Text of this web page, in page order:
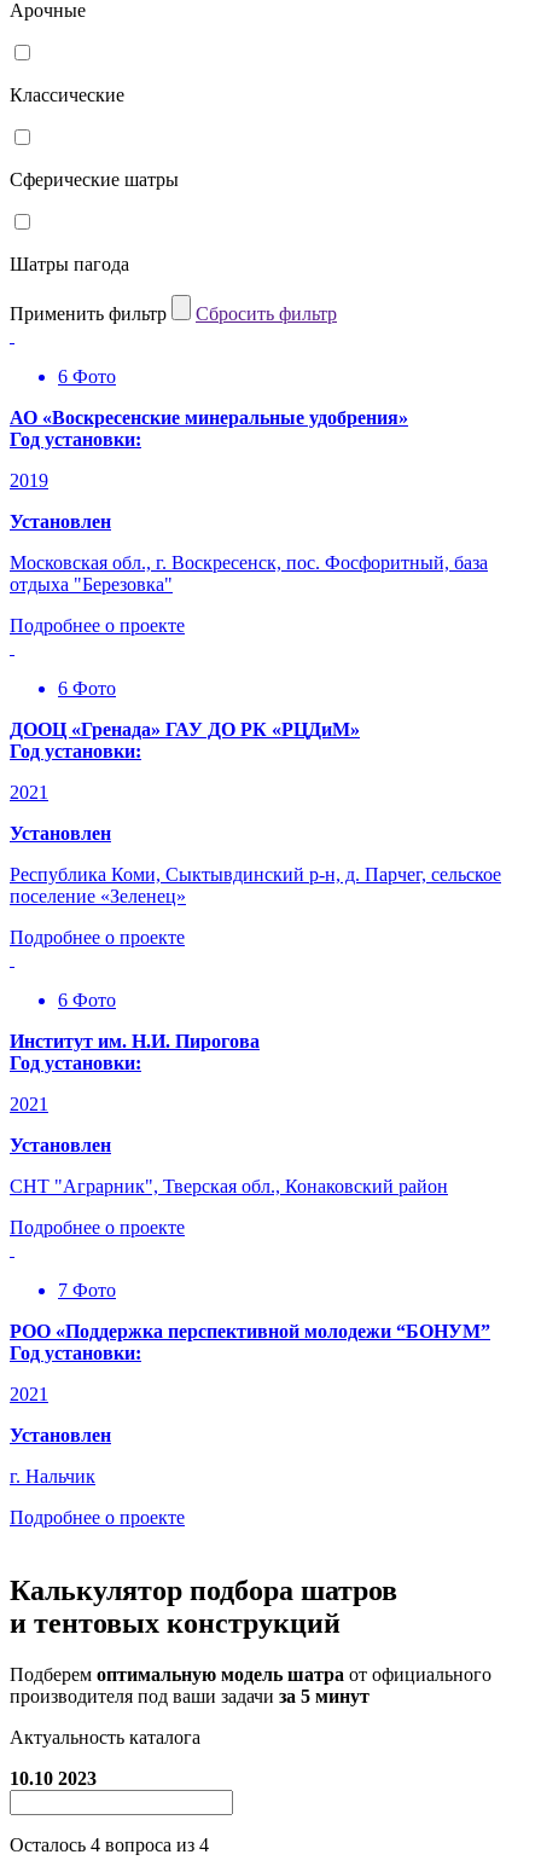
Арочные
Классические
Сферические шатры
Шатры пагода
Применить фильтр Cбросить фильтр
6 Фото
АО «Воскресенские минеральные удобрения»
Год установки:
2019
Установлен
Московская обл., г. Воскресенск, пос. Фосфоритный, база
отдыха "Березовка"
Подробнее о проекте
6 Фото
ДООЦ «Гренада» ГАУ ДО РК «РЦДиМ»
Год установки:
2021
Установлен
Республика Коми, Сыктывдинский р-н, д. Парчег, сельское
поселение «Зеленец»
Подробнее о проекте
6 Фото
Институт им. Н.И. Пирогова
Год установки:
2021
Установлен
СНТ "Аграрник", Тверская обл., Конаковский район
Подробнее о проекте
7 Фото
РОО «Поддержка перспективной молодежи “БОНУМ”
Год установки:
2021
Установлен
г. Нальчик
Подробнее о проекте
Калькулятор подбора шатров
и тентовых конструкций
Подберем оптимальную модель шатра от официального
производителя под ваши задачи за 5 минут
Актуальность каталога
10.10 2023
Осталось 4 вопроса из 4